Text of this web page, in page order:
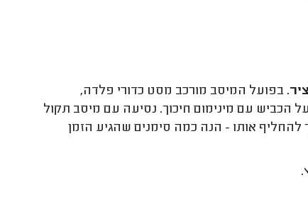
בפועל המיסב מורכב מסט כדורי פלדה,
הכביש עם מינימום חיכוך. נסיעה עם מיסב תקול
להחליף אותו - הנה כמה סימנים שהגיע הזמן